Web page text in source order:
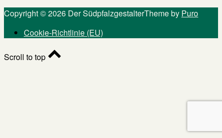
Copyright © 2026 Der SüdpfalzgestalterTheme by Puro
Cookie-Richtlinie (EU)
Scroll to top